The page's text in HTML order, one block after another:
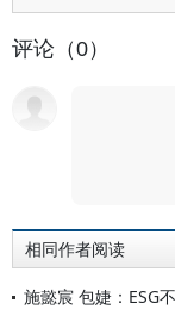
评论（0）
相同作者阅读
施懿宸 包婕：ESG